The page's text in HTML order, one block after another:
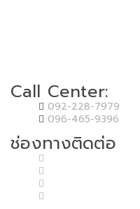
Call Center:
092-228-7979
096-465-9396
ช่องทางติดต่อ